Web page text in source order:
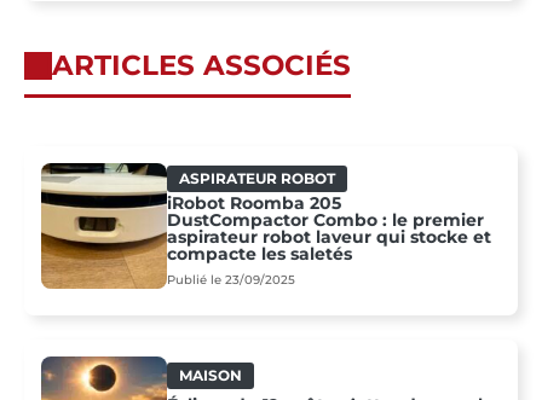
ARTICLES ASSOCIÉS
ASPIRATEUR ROBOT
iRobot Roomba 205
DustCompactor Combo : le premier
aspirateur robot laveur qui stocke et
compacte les saletés
Publié le 23/09/2025
MAISON